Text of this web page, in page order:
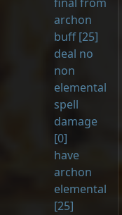
archon
buff [25]
deal no
non
elemental
spell
damage
[0]
have
archon
elemental
[25]